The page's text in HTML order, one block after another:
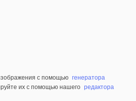
с помощью генератора
их с помощью нашего редактора